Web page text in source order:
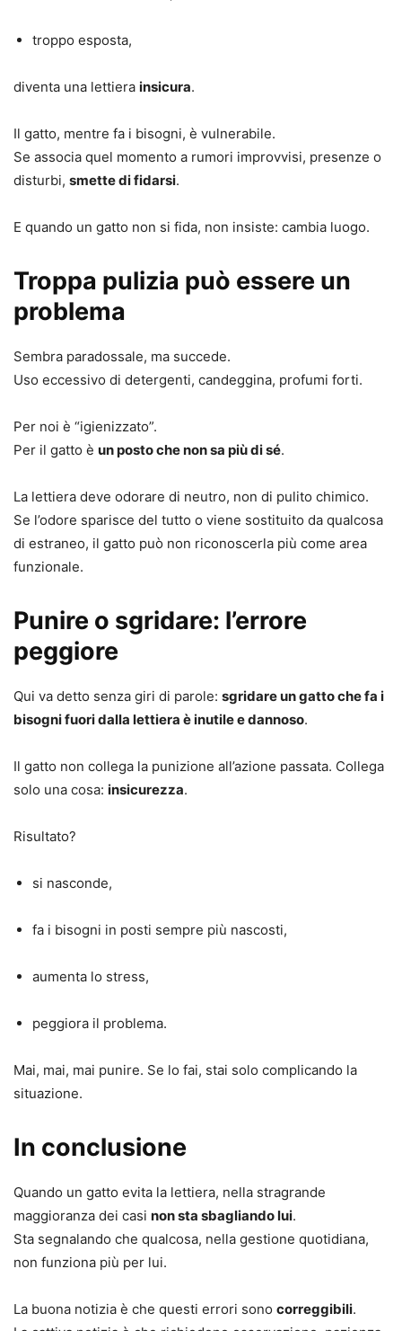
troppo esposta,
diventa una lettiera insicura.
Il gatto, mentre fa i bisogni, è vulnerabile.
Se associa quel momento a rumori improvvisi, presenze o
disturbi, smette di fidarsi.
E quando un gatto non si fida, non insiste: cambia luogo.
Troppa pulizia può essere un
problema
Sembra paradossale, ma succede.
Uso eccessivo di detergenti, candeggina, profumi forti.
Per noi è “igienizzato”.
Per il gatto è un posto che non sa più di sé.
La lettiera deve odorare di neutro, non di pulito chimico.
Se l’odore sparisce del tutto o viene sostituito da qualcosa
di estraneo, il gatto può non riconoscerla più come area
funzionale.
Punire o sgridare: l’errore
peggiore
Qui va detto senza giri di parole: sgridare un gatto che fa i
bisogni fuori dalla lettiera è inutile e dannoso.
Il gatto non collega la punizione all’azione passata. Collega
solo una cosa: insicurezza.
Risultato?
si nasconde,
fa i bisogni in posti sempre più nascosti,
aumenta lo stress,
peggiora il problema.
Mai, mai, mai punire. Se lo fai, stai solo complicando la
situazione.
In conclusione
Quando un gatto evita la lettiera, nella stragrande
maggioranza dei casi non sta sbagliando lui.
Sta segnalando che qualcosa, nella gestione quotidiana,
non funziona più per lui.
La buona notizia è che questi errori sono correggibili.